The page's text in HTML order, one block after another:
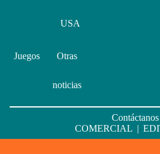
USA
Juegos Otras
noticias
Contáctanos
COMERCIAL |